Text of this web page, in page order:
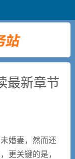
最新章节
婚妻，然而还
更关键的是，